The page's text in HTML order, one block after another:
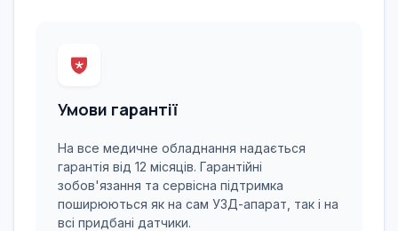
Умови гарантії
На все медичне обладнання надається
гарантія від 12 місяців. Гарантійні
зобов'язання та сервісна підтримка
поширюються як на сам УЗД-апарат, так і на
всі придбані датчики.